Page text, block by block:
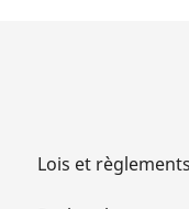
Lois et